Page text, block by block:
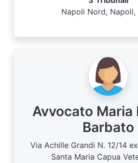
Napoli Nord, Napoli,
Avvocato Maria
Barbato
Via Achille Grandi N. 12/14
Santa Maria Capua